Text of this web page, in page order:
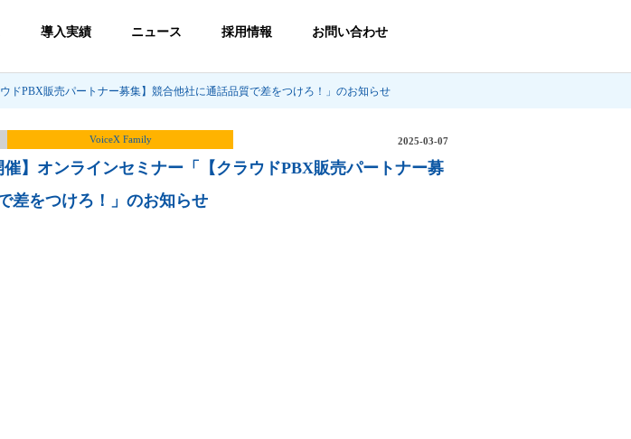
導入実績 ニュース 採用情報 お問い合わせ
ドPBX販売パートナー募集】競合他社に通話品質で差をつけろ！」のお知らせ
VoiceX Family 2025-03-07
催】オンラインセミナー「【クラウドPBX販売パートナー募
差をつけろ！」のお知らせ